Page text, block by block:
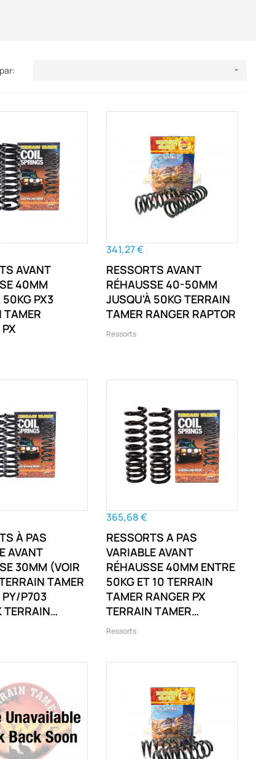

AVANT
40MM
50KG PX3
TAMER
341,27 €
RESSORTS AVANT
RÉHAUSSE 40-50MM
JUSQU'À 50KG TERRAIN
TAMER RANGER RAPTOR
Ressorts
À PAS
AVANT
30MM (VOIR
TAMER
PY/P703
TERRAIN
U704
365,68 €
RESSORTS A PAS
VARIABLE AVANT
RÉHAUSSE 40MM ENTRE
50KG ET 10 TERRAIN
TAMER RANGER PX
TERRAIN TAMER
EVEREST UA 2 RANGER
Ressorts